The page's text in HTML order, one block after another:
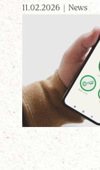
11.02.2026 | News